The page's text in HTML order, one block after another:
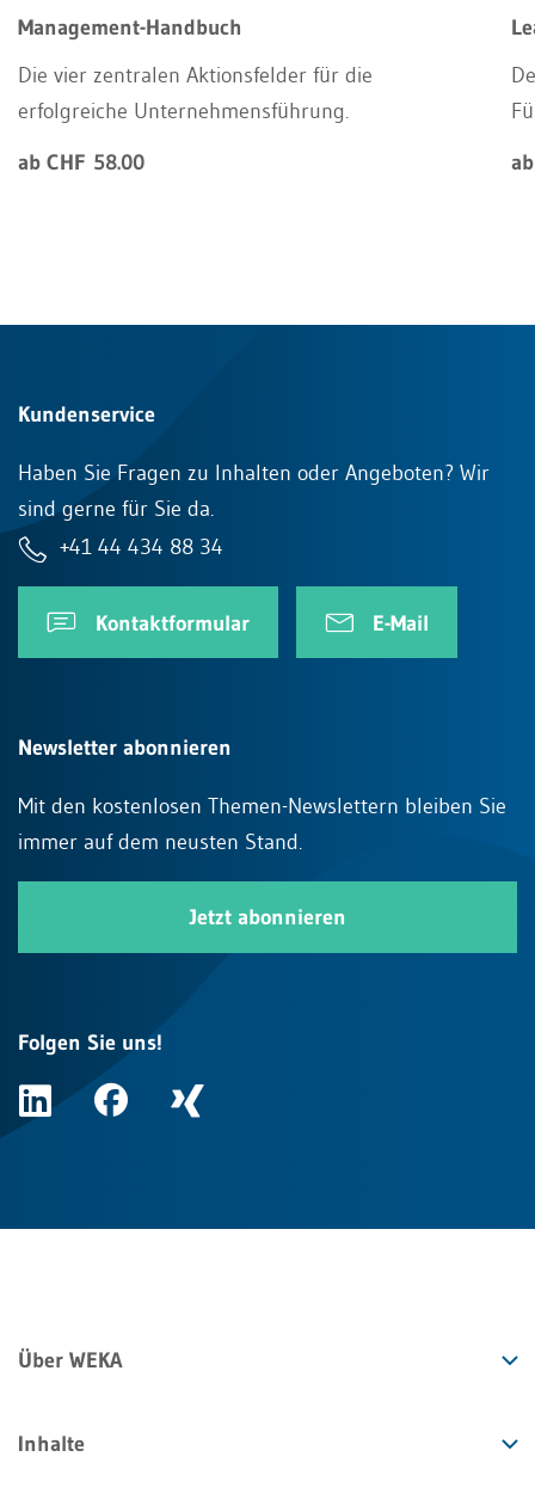
Management-Handbuch
Die vier zentralen Aktionsfelder für die
erfolgreiche Unternehmensführung.
ab CHF 58.00
Kundenservice
Haben Sie Fragen zu Inhalten oder Angeboten? Wir
sind gerne für Sie da.
+41 44 434 88 34
Kontaktformular E-Mail
Newsletter abonnieren
Mit den kostenlosen Themen-Newslettern bleiben Sie
immer auf dem neusten Stand.
Jetzt abonnieren
Folgen Sie uns!
Über WEKA
Inhalte